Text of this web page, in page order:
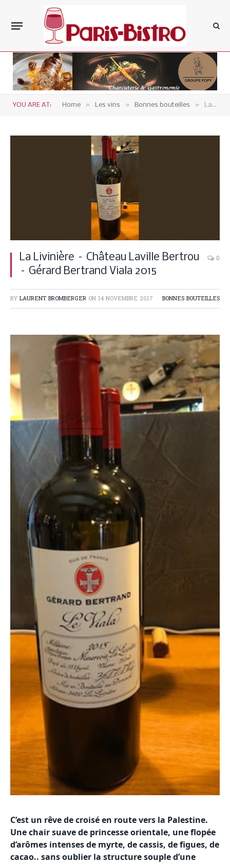
YOU ARE AT: Home » Les vins » Bonnes bouteilles » La Livinière – Château Laville Bertrou – Gérard Bertrand Viala 2015
La Livinière – Château Laville Bertrou
– Gérard Bertrand Viala 2015
0
BY LAURENT BROMBERGER ON 14 NOVEMBRE 2017 BONNES BOUTEILLES
C’est un rêve de croisé en route vers la Palestine.
Une chair suave de princesse orientale, une flopée
d’arômes intenses de myrte, de cassis, de figues, de
cacao.. sans oublier la structure souple d’une